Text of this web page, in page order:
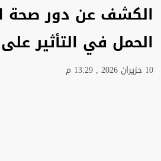
الكشف عن دور صحة
الحمل في التأثير
10 حزيران 2026 , 13:29 م